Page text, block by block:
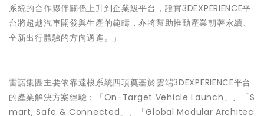
系統的合作夥伴關係上升到企業級平台，證實3DEXPERIENCE平
台將超越汽車開發與生產的範疇，亦將幫助推動產業朝著永續、
全新出行體驗的方向邁進。」
雷諾集團主要依靠達梭系統四項奠基於雲端3DEXPERIENCE平台
的產業解決方案經驗：「On-Target Vehicle Launch」、「S
mart, Safe & Connected」、「Global Modular Architec